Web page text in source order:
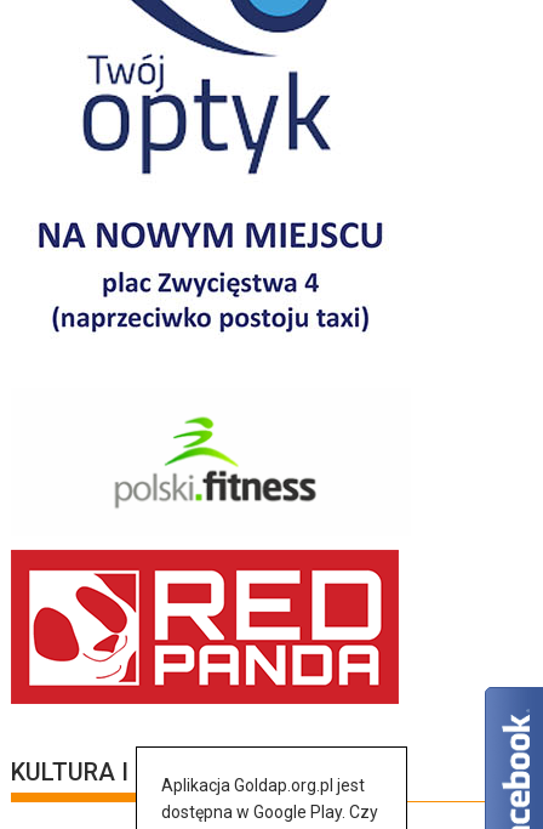
KULTURA I SZTUKAAplikacja Goldap.org.pl jest
dostępna w Google Play. Czy